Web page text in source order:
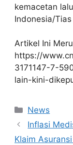
kemacetan
Indonesia/
Artikel Ini
https://
3171147-7-
lain-kini-
Kategori
News
Inflasi
Klaim